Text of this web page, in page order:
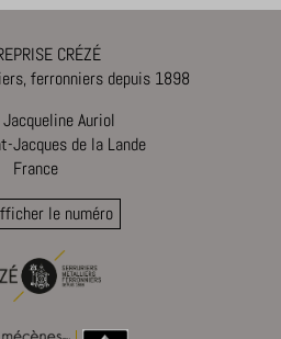
CRÉZÉ
ferronniers depuis 1898
Auriol
Jacques de la Lande
France
le numéro